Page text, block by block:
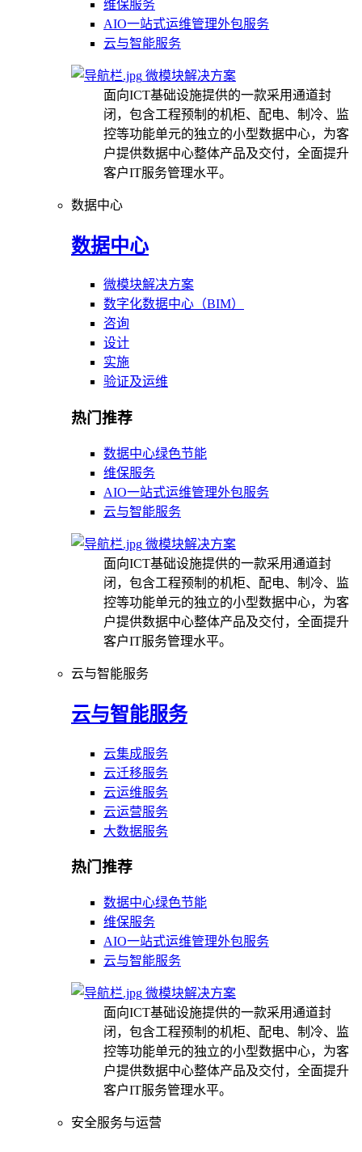
维保服务
AIO一站式运维管理外包服务
云与智能服务
微模块解决方案
面向ICT基础设施提供的一款采用通道封
闭，包含工程预制的机柜、配电、制冷、监
控等功能单元的独立的小型数据中心，为客
户提供数据中心整体产品及交付，全面提升
客户IT服务管理水平。
数据中心
数据中心
微模块解决方案
数字化数据中心（BIM）
咨询
设计
实施
验证及运维
热门推荐
数据中心绿色节能
维保服务
AIO一站式运维管理外包服务
云与智能服务
微模块解决方案
面向ICT基础设施提供的一款采用通道封
闭，包含工程预制的机柜、配电、制冷、监
控等功能单元的独立的小型数据中心，为客
户提供数据中心整体产品及交付，全面提升
客户IT服务管理水平。
云与智能服务
云与智能服务
云集成服务
云迁移服务
云运维服务
云运营服务
大数据服务
热门推荐
数据中心绿色节能
维保服务
AIO一站式运维管理外包服务
云与智能服务
微模块解决方案
面向ICT基础设施提供的一款采用通道封
闭，包含工程预制的机柜、配电、制冷、监
控等功能单元的独立的小型数据中心，为客
户提供数据中心整体产品及交付，全面提升
客户IT服务管理水平。
安全服务与运营